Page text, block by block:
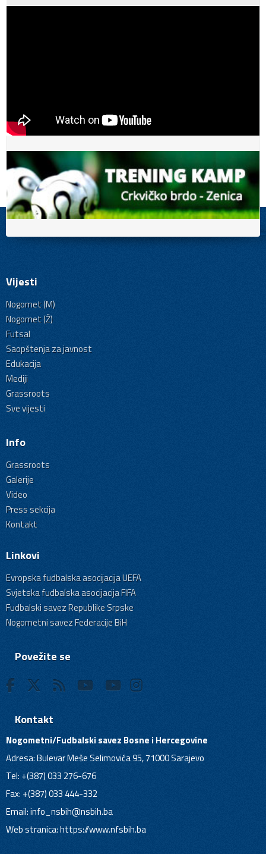
Vijesti
Nogomet (M)
Nogomet (Ž)
Futsal
Saopštenja za javnost
Edukacija
Mediji
Grassroots
Sve vijesti
Info
Grassroots
Galerije
Video
Press sekcija
Kontakt
Linkovi
Evropska fudbalska asocijacija UEFA
Svjetska fudbalska asocijacija FIFA
Fudbalski savez Republike Srpske
Nogometni savez Federacije BiH
Povežite se
Kontakt
Nogometni/Fudbalski savez Bosne i Hercegovine
Adresa: Bulevar Meše Selimovića 95, 71000 Sarajevo
Tel: +(387) 033 276-676
Fax: +(387) 033 444-332
Email:info_nsbih@nsbih.ba
Web stranica: https://www.nfsbih.ba